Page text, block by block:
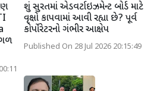
શું સુરતમાં એડવર્ટાઇઝમેન્ટ બોર્ડ માટે
વૃક્ષો કાપવામાં આવી રહ્યા છે? પૂર્વ
કોર્પોરેટરનો ગંભીર આક્ષેપ
Published On 28 Jul 2026 20:15:49